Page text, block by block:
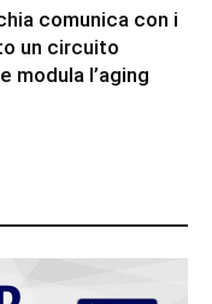
comunica con i
un circuito
modula l’aging